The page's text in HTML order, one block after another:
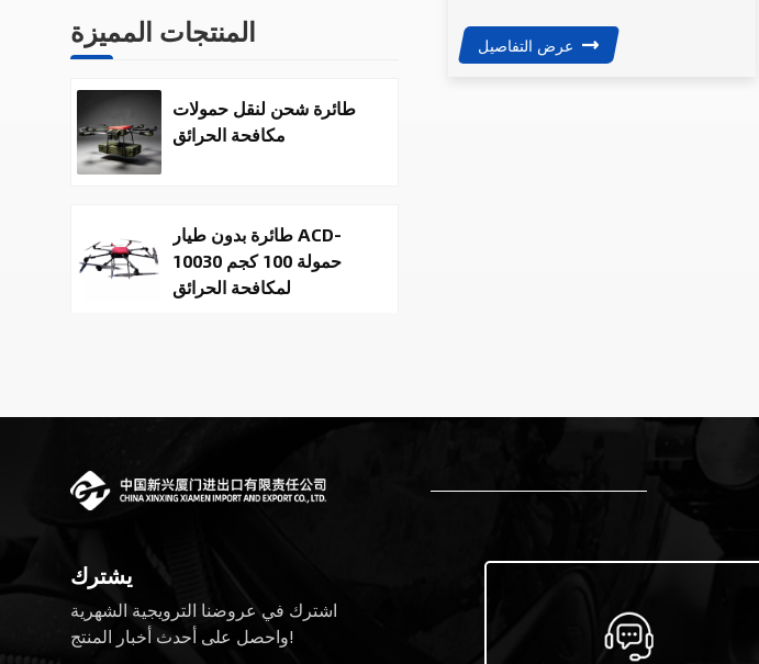
عرض التفاصيل المنتجات المميزة
طائرة شحن لنقل حمولات
مكافحة الحرائق
طائرة بدون طيار ACD-
10030 حمولة 100 كجم
لمكافحة الحرائق
روبوتات دورية برمائية
روبوت الإنقاذ المائي
البرمائي غير المأهول
يشترك
اشترك في عروضنا الترويجية الشهرية
واحصل على أحدث أخبار المنتج!